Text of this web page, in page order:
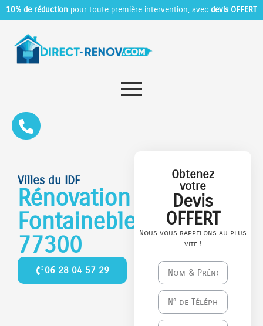
10% de réduction pour toute première intervention, avec devis OFFERT
Villes du IDF
Rénovation
Fontainebleau
77300
06 28 04 57 29
Obtenez
votre
Devis
OFFERT
Nous vous rappelons au plus
vite !